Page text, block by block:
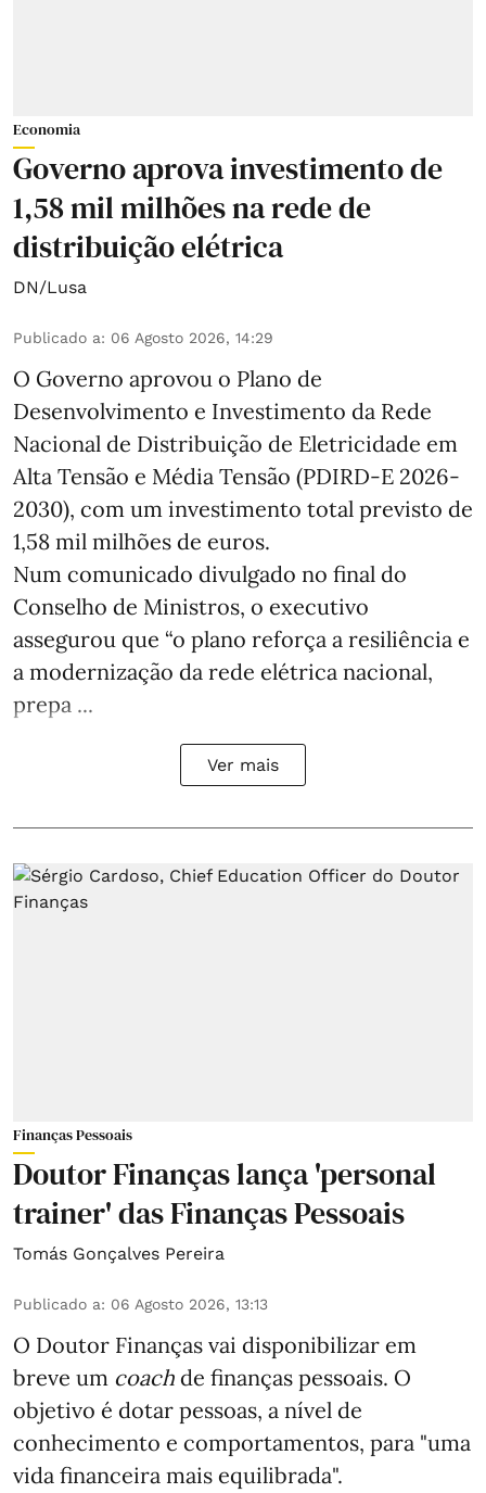
Economia
Governo aprova investimento de
1,58 mil milhões na rede de
distribuição elétrica
DN/Lusa
Publicado a: 06 Agosto 2026, 14:29
O Governo aprovou o Plano de
Desenvolvimento e Investimento da Rede
Nacional de Distribuição de Eletricidade em
Alta Tensão e Média Tensão (PDIRD-E 2026-
2030), com um investimento total previsto de
1,58 mil milhões de euros.
Num comunicado divulgado no final do
Conselho de Ministros, o executivo
assegurou que “o plano reforça a resiliência e
a modernização da rede elétrica nacional,
prepa ...
Ver mais
Finanças Pessoais
Doutor Finanças lança 'personal
trainer' das Finanças Pessoais
Tomás Gonçalves Pereira
Publicado a: 06 Agosto 2026, 13:13
O Doutor Finanças vai disponibilizar em
breve um coach de finanças pessoais. O
objetivo é dotar pessoas, a nível de
conhecimento e comportamentos, para "uma
vida financeira mais equilibrada".